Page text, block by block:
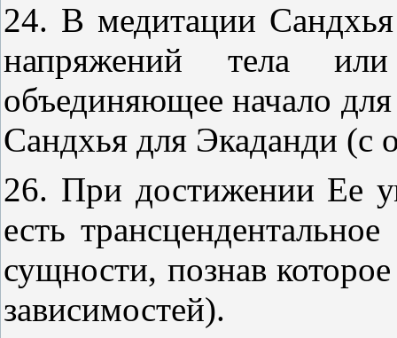
24. В медитации
напряжений тела
объединяющее начало
Сандхья для Экаданди (с
26. При достижении Ее
есть
сущности, познав
зависимостей).